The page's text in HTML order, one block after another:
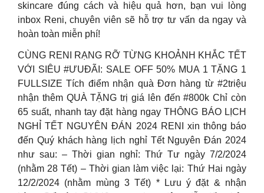
skincare đúng cách và hiệu quả hơn, bạn vui lòng
inbox Reni, chuyên viên sẽ hỗ trợ tư vấn da ngay và
hoàn toàn miễn phí!
CÙNG RENI RẠNG RỠ TỪNG KHOẢNH KHẮC TẾT
VỚI SIÊU #ƯUĐÃI: SALE OFF 50% MUA 1 TẶNG 1
FULLSIZE Tích điểm nhận quà Đơn hàng từ #2triệu
nhận thêm QUÀ TẶNG trị giá lên đến #800k Chỉ còn
65 suất, nhanh tay đặt hàng ngay THÔNG BÁO LỊCH
NGHỈ TẾT NGUYÊN ĐÁN 2024 RENI xin thông báo
đến Quý khách hàng lịch nghỉ Tết Nguyên Đán 2024
như sau: – Thời gian nghỉ: Thứ Tư ngày 7/2/2024
(nhằm 28 Tết) – Thời gian làm việc lại: Thứ Hai ngày
12/2/2024 (nhằm mùng 3 Tết) * Lưu ý đặt & nhận